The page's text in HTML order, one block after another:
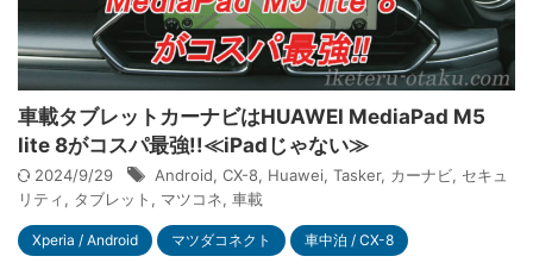
車載タブレットカーナビはHUAWEI MediaPad M5
lite 8がコスパ最強!!≪iPadじゃない≫
2024/9/29 Android, CX-8, Huawei, Tasker, カーナビ, セキュ
リティ, タブレット , マツコネ, 車載
Xperia / Android マツダコネクト 車中泊 / CX-8